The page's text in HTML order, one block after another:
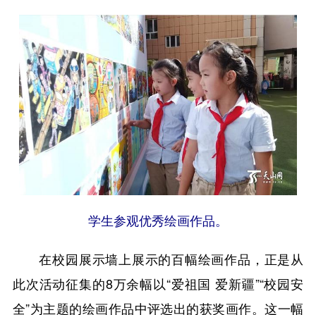
学生参观优秀绘画作品。
在校园展示墙上展示的百幅绘画作品，正是从
此次活动征集的8万余幅以“爱祖国 爱新疆”“校园安
全”为主题的绘画作品中评选出的获奖画作。这一幅